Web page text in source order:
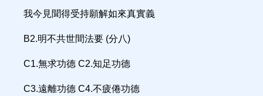
我今見聞得受持願解如來真實義
B2.明不共世間法要 (分八)
C1.無求功德 C2.知足功德
C3.遠離功德 C4.不疲倦功德